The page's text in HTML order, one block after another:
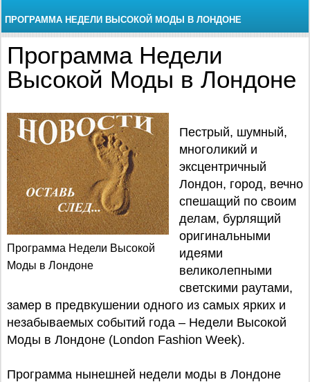
ПРОГРАММА НЕДЕЛИ ВЫСОКОЙ МОДЫ В ЛОНДОНЕ
Программа Недели
Высокой Моды в Лондоне
Программа Недели Высокой
Моды в Лондоне
Пестрый, шумный,
многоликий и
эксцентричный
Лондон, город, вечно
спешащий по своим
делам, бурлящий
оригинальными
идеями
великолепными
светскими раутами,
замер в предвкушении одного из самых ярких и
незабываемых событий года – Недели Высокой
Моды в Лондоне (London Fashion Week).
Программа нынешней недели моды в Лондоне